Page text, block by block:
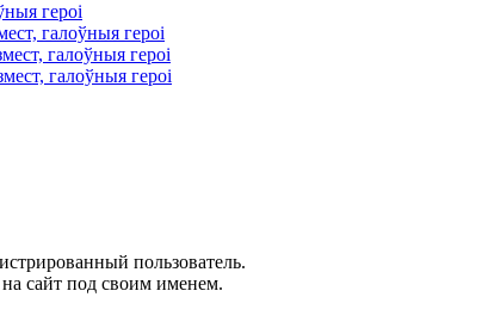
героі
галоўныя героі
галоўныя героі
галоўныя героі
пользователь.
сайт под своим именем.